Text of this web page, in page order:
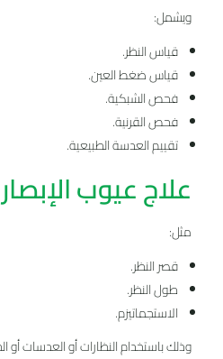
ويشمل:
قياس النظر.
قياس ضغط العين.
فحص الشبكية.
فحص القرنية.
تقييم العدسة الطبيعية.
علاج عيوب الإبصار
مثل:
قصر النظر.
طول النظر.
الاستجماتيزم.
وذلك باستخدام النظارات أو العدسات أو